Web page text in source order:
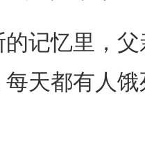
忆里，父
每天都有人